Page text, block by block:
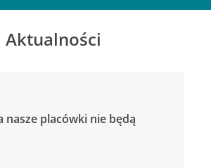
Aktualności
nasze placówki nie będą